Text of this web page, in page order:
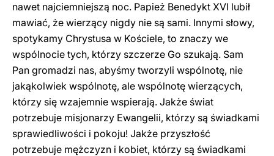
nawet najciemniejszą noc. Papież Benedykt XVI lubił
mawiać, że wierzący nigdy nie są sami. Innymi słowy,
spotykamy Chrystusa w Kościele, to znaczy we
wspólnocie tych, którzy szczerze Go szukają. Sam
Pan gromadzi nas, abyśmy tworzyli wspólnotę, nie
jakąkolwiek wspólnotę, ale wspólnotę wierzących,
którzy się wzajemnie wspierają. Jakże świat
potrzebuje misjonarzy Ewangelii, którzy są świadkami
sprawiedliwości i pokoju! Jakże przyszłość
potrzebuje mężczyzn i kobiet, którzy są świadkami